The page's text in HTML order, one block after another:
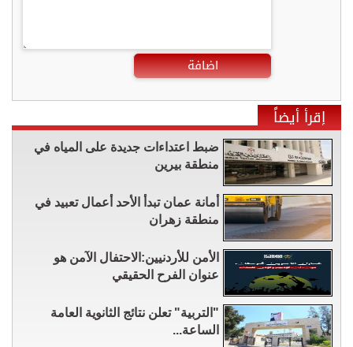
اضافة
إقرأ أيضاً
ضبط اعتداءات جديدة على المياه في
منطقة بيرين
أمانة عمان تبدأ الأحد أعمال تعبيد في
منطقة زهران
الأمن للأردنيين:الاحتفال الآمن هو
عنوان الفرح الحقيقي
"التربية" تعلن نتائج الثانوية العامة
الساعة...